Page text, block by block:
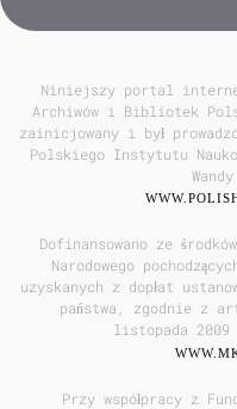
Niniejszy portal
Archiwów i Bibliotek
zainicjowany i był
Polskiego Instytutu
Dofinansowano ze
Narodowego
uzyskanych z dopłat
państwa, zgodnie z
listopada 2009
Przy współpracy z